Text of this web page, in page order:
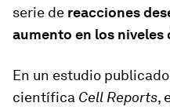
serie de reacciones
aumento en los niveles
En un estudio
científica Cell Reports,